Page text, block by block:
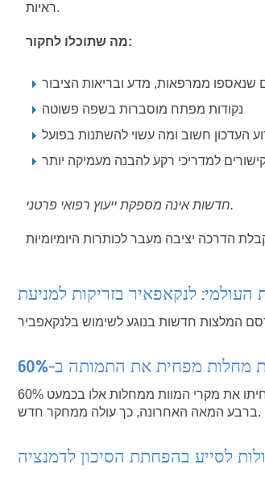
ראיות.
מה שתוכלו לחקור:
שנאספו ממרפאות, מדע ובריאות הציבור
נקודות מפתח מוסברות בשפה פשוטה
העדכון חשוב ומה עשוי להשתנות בפועל
למדריכי רקע להבנה מעמיקה יותר
חדשות אינה מספקת ייעוץ רפואי פרטני.
מחלות מפחית את התמותה ב-60%
חיסוני חירום במהלך התפרצויות של מחלות כמו כולרה, אבולה וחצבת הפחיתו את מקרי המוות ממחלות אלו בכמעט 60%
ברבע המאה האחרונה, כך עולה ממחקר חדש.